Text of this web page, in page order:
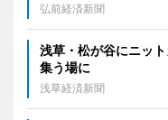
弘前経済新聞
浅草・松が谷にニッ
集う場に
浅草経済新聞